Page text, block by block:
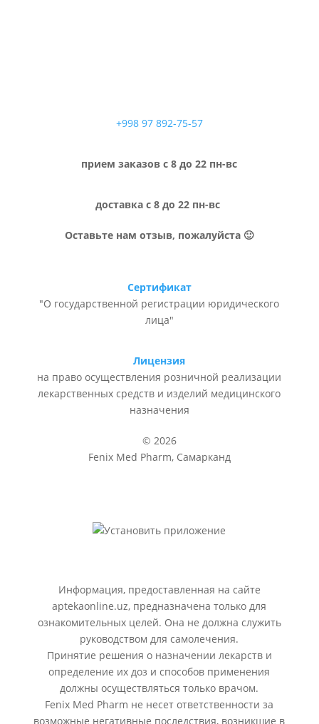
+998 97 892-75-57
прием заказов с 8 до 22 пн-вс
доставка с 8 до 22 пн-вс
Оставьте нам отзыв, пожалуйста 🙂
Сертификат
"О государственной регистрации юридического
лица"
Лицензия
на право осуществления розничной реализации
лекарственных средств и изделий медицинского
назначения
© 2026
Fenix Med Pharm, Самарканд
Информация, предоставленная на сайте
aptekaonline.uz, предназначена только для
ознакомительных целей. Она не должна служить
руководством для самолечения.
Принятие решения о назначении лекарств и
определение их доз и способов применения
должны осуществляться только врачом.
Fenix Med Pharm не несет ответственности за
возможные негативные последствия, возникшие в